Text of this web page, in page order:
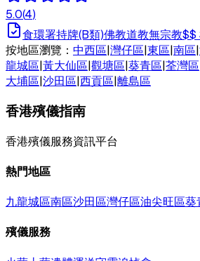
5.0(4)
食環署持牌(B類)佛教道教無宗教$$
按地區瀏覽： 中西區|灣仔區|東區|南區|
龍城區|黃大仙區|觀塘區|葵青區|荃灣區
大埔區|沙田區|西貢區|離島區
香港殯儀指南
香港殯儀服務資訊平台
熱門地區
九龍城區南區沙田區灣仔區油尖旺區葵
殯儀服務